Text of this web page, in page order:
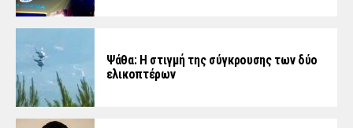
Ψάθα: Η στιγμή της σύγκρουσης των δύο
ελικοπτέρων